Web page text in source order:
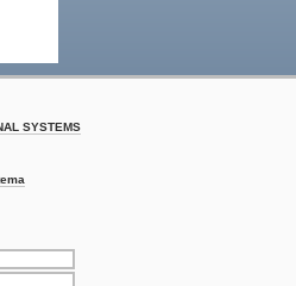
SYSTEMS